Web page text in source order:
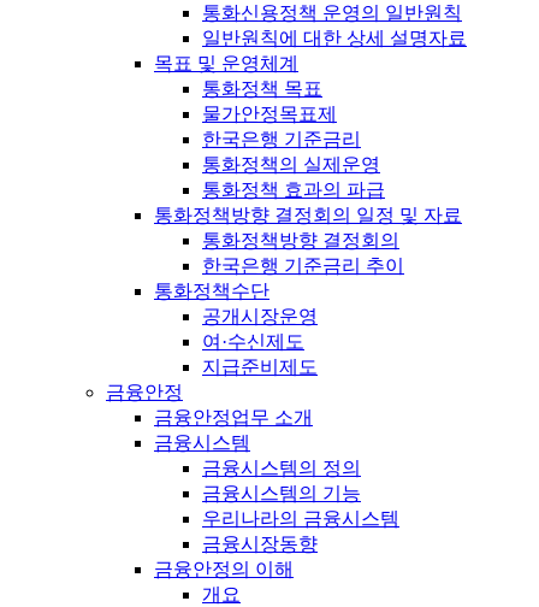
통화신용정책 운영의 일반원칙
일반원칙에 대한 상세 설명자료
목표 및 운영체계
통화정책 목표
물가안정목표제
한국은행 기준금리
통화정책의 실제운영
통화정책 효과의 파급
통화정책방향 결정회의 일정 및 자료
통화정책방향 결정회의
한국은행 기준금리 추이
통화정책수단
공개시장운영
여·수신제도
지급준비제도
금융안정
금융안정업무 소개
금융시스템
금융시스템의 정의
금융시스템의 기능
우리나라의 금융시스템
금융시장동향
금융안정의 이해
개요